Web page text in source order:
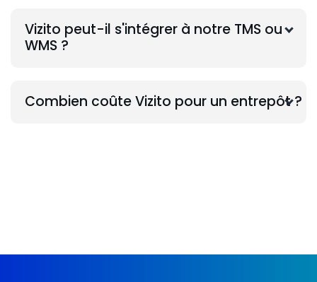
Vizito peut-il s'intégrer à notre TMS ou
WMS ?
Combien coûte Vizito pour un entrepôt ?